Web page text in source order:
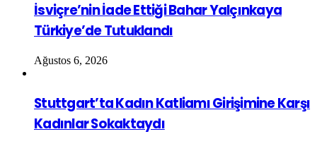
İsviçre’nin İade Ettiği Bahar Yalçınkaya
Türkiye’de Tutuklandı
Ağustos 6, 2026
Stuttgart’ta Kadın Katliamı Girişimine Karşı
Kadınlar Sokaktaydı